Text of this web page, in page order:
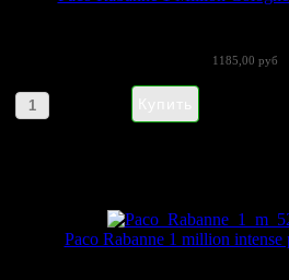
1185,00 руб
Paco Rabanne 1 million